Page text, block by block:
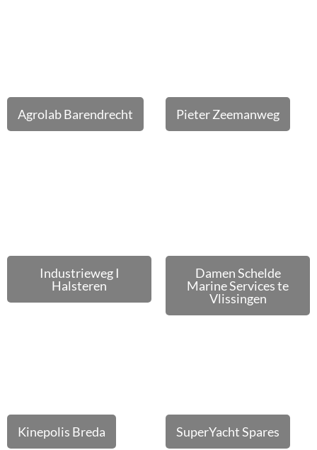
Agrolab Barendrecht Pieter Zeemanweg
Industrieweg I
Halsteren
Damen Schelde
Marine Services te
Vlissingen
Kinepolis Breda SuperYacht Spares